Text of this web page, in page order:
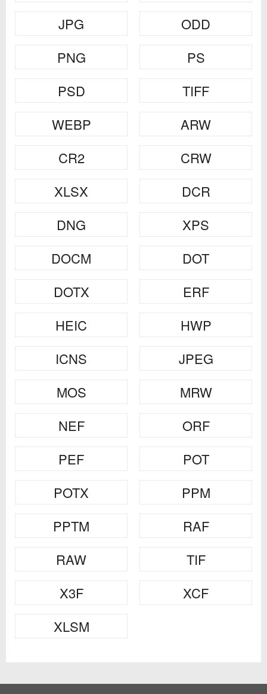
JPG
ODD
PNG
PS
PSD
TIFF
WEBP
ARW
CR2
CRW
XLSX
DCR
DNG
XPS
DOCM
DOT
DOTX
ERF
HEIC
HWP
ICNS
JPEG
MOS
MRW
NEF
ORF
PEF
POT
POTX
PPM
PPTM
RAF
RAW
TIF
X3F
XCF
XLSM